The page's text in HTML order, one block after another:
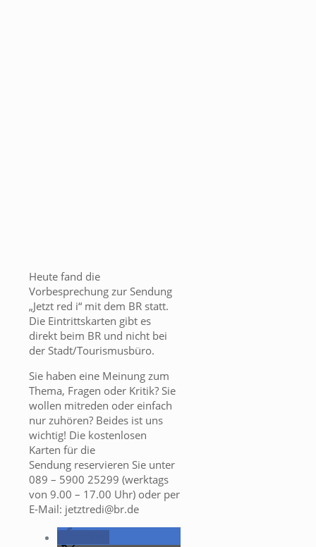
Heute fand die
Vorbesprechung zur Sendung
„Jetzt red i“ mit dem BR statt.
Die Eintrittskarten gibt es
direkt beim BR und nicht bei
der Stadt/Tourismusbüro.
Sie haben eine Meinung zum
Thema, Fragen oder Kritik? Sie
wollen mitreden oder einfach
nur zuhören? Beides ist uns
wichtig! Die kostenlosen
Karten für die
Sendung reservieren Sie unter
089 – 5900 25299 (werktags
von 9.00 – 17.00 Uhr) oder per
E-Mail: jetztredi@br.de